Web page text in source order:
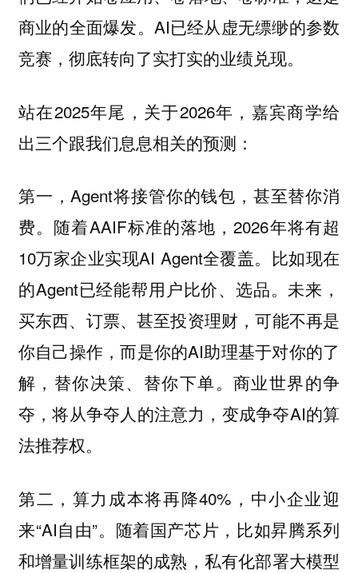
商业的全面爆发。AI已经从虚无缥缈的参数
竞赛，彻底转向了实打实的业绩兑现。
站在2025年尾，关于2026年，嘉宾商学给
出三个跟我们息息相关的预测：
第一，Agent将接管你的钱包，甚至替你消
费。随着AAIF标准的落地，2026年将有超
10万家企业实现AI Agent全覆盖。比如现在
的Agent已经能帮用户比价、选品。未来，
买东西、订票、甚至投资理财，可能不再是
你自己操作，而是你的AI助理基于对你的了
解，替你决策、替你下单。商业世界的争
夺，将从争夺人的注意力，变成争夺AI的算
法推荐权。
第二，算力成本将再降40%，中小企业迎
来“AI自由”。随着国产芯片，比如昇腾系列
和增量训练框架的成熟，私有化部署大模型